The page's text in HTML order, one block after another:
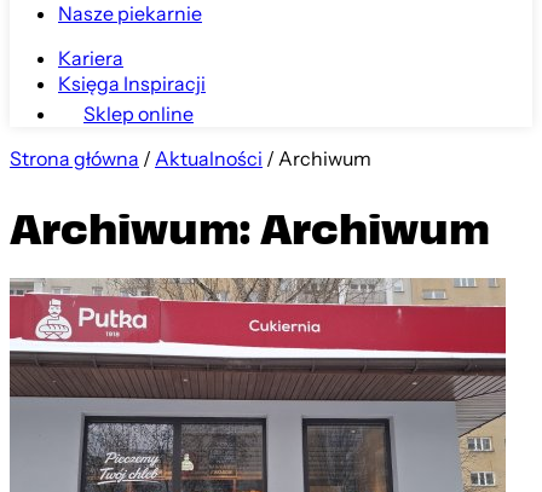
Nasze piekarnie
Kariera
Księga Inspiracji
Sklep online
Strona główna /Aktualności /Archiwum
Archiwum: Archiwum